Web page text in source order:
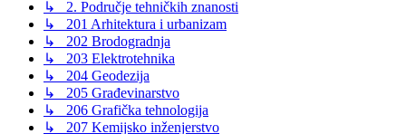
↳ 2. Područje tehničkih znanosti
↳ 201 Arhitektura i urbanizam
↳ 202 Brodogradnja
↳ 203 Elektrotehnika
↳ 204 Geodezija
↳ 205 Građevinarstvo
↳ 206 Grafička tehnologija
↳ 207 Kemijsko inženjerstvo